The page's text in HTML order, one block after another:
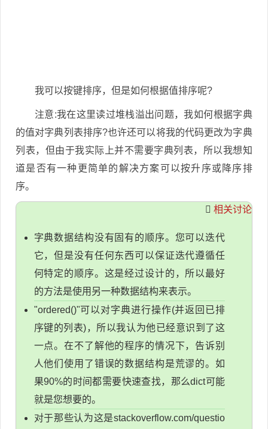
我可以按键排序，但是如何根据值排序呢?
注意:我在这里读过堆栈溢出问题，我如何根据字典
的值对字典列表排序?也许还可以将我的代码更改为字典
列表，但由于我实际上并不需要字典列表，所以我想知
道是否有一种更简单的解决方案可以按升序或降序排
序。
相关讨论
字典数据结构没有固有的顺序。您可以迭代
它，但是没有任何东西可以保证迭代遵循任
何特定的顺序。这是经过设计的，所以最好
的方法是使用另一种数据结构来表示。
"ordered()"可以对字典进行操作(并返回已排
序键的列表)，所以我认为他已经意识到了这
一点。在不了解他的程序的情况下，告诉别
人他们使用了错误的数据结构是荒谬的。如
果90%的时间都需要快速查找，那么dict可能
就是您想要的。
对于那些认为这是stackoverflow.com/questio